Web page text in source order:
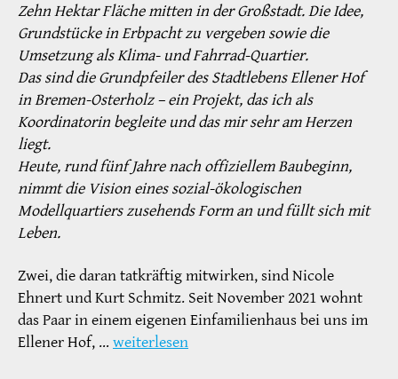
Zehn Hektar Fläche mitten in der Großstadt. Die Idee,
Grundstücke in Erbpacht zu vergeben sowie die
Umsetzung als Klima- und Fahrrad-Quartier.
Das sind die Grundpfeiler des Stadtlebens Ellener Hof
in Bremen-Osterholz – ein Projekt, das ich als
Koordinatorin begleite und das mir sehr am Herzen
liegt.
Heute, rund fünf Jahre nach offiziellem Baubeginn,
nimmt die Vision eines sozial-ökologischen
Modellquartiers zusehends Form an und füllt sich mit
Leben.
Zwei, die daran tatkräftig mitwirken, sind Nicole
Ehnert und Kurt Schmitz. Seit November 2021 wohnt
das Paar in einem eigenen Einfamilienhaus bei uns im
Ellener Hof, … weiterlesen